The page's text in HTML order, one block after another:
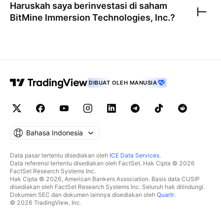
Haruskah saya berinvestasi di saham
BitMine Immersion Technologies, Inc.?
DIBUAT OLEH MANUSIA
Bahasa Indonesia
Data pasar tertentu disediakan oleh ICE Data Services.
Data referensi tertentu disediakan oleh FactSet. Hak Cipta © 2026
FactSet Research Systems Inc.
Hak Cipta © 2026, American Bankers Association. Basis data CUSIP
disediakan oleh FactSet Research Systems Inc. Seluruh hak dilindungi.
Dokumen SEC dan dokumen lainnya disediakan oleh Quartr.
© 2026 TradingView, Inc.